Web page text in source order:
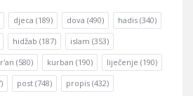
djeca (189) dova (490) hadis (340)
hidžab (187) islam (353)
(580) kurban (190) liječenje (190)
post (748) propis (432)